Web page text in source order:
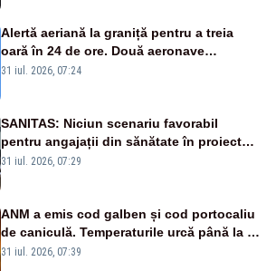
Alertă aeriană la graniță pentru a treia
oară în 24 de ore. Două aeronave
Eurofighter britanice au fost ridicate de la
31 iul. 2026, 07:24
SANITAS: Niciun scenariu favorabil
pentru angajații din sănătate în proiectul
Legii salarizării
31 iul. 2026, 07:29
ANM a emis cod galben și cod portocaliu
de caniculă. Temperaturile urcă până la 38
de grade, iar nopțile devin tropicale
31 iul. 2026, 07:39